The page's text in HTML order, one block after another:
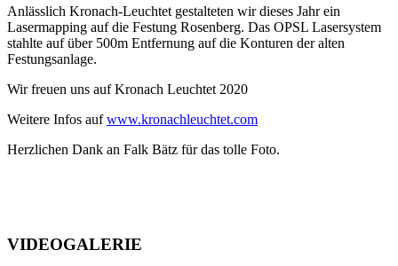
Anlässlich Kronach-Leuchtet gestalteten wir dieses Jahr ein
Lasermapping auf die Festung Rosenberg. Das OPSL Lasersystem
stahlte auf über 500m Entfernung auf die Konturen der alten
Festungsanlage.
Wir freuen uns auf Kronach Leuchtet 2020
Weitere Infos aufwww.kronachleuchtet.com
Herzlichen Dank an Falk Bätz für das tolle Foto.
VIDEOGALERIE